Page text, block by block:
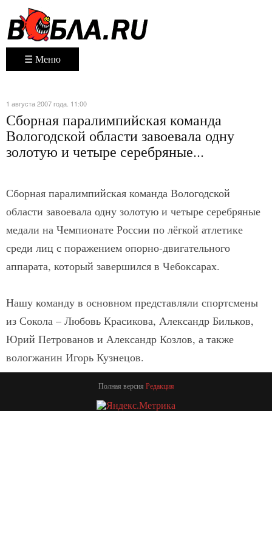
☰ Меню
1 августа 2007 года. 11:00
Сборная паралимпийская команда
Вологодской области завоевала одну
золотую и четыре серебряные...
Сборная паралимпийская команда Вологодской
области завоевала одну золотую и четыре серебряные
медали на Чемпионате России по лёгкой атлетике
среди лиц с поражением опорно-двигательного
аппарата, который завершился в Чебоксарах.
Нашу команду в основном представляли спортсмены
из Сокола – Любовь Красикова, Александр Бильков,
Юрий Петрованов и Александр Козлов, а также
вологжанин Игорь Кузнецов.
Полная версия Редакция